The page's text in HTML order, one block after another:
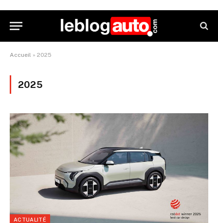
Accueil » 2025
2025
ACTUALITÉ